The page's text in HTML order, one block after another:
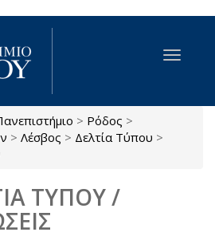
περιεχόμενο
Toggle
> Ρόδος >
> Λέσβος > Δελτία Τύπου >
ΤΥΠΟΥ /